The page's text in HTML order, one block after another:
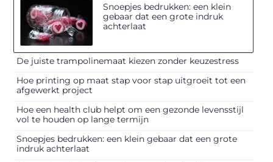
Snoepjes bedrukken: een klein
gebaar dat een grote indruk
achterlaat
De juiste trampolinemaat kiezen zonder keuzestress
Hoe printing op maat stap voor stap uitgroeit tot een
afgewerkt project
Hoe een health club helpt om een gezonde levensstijl
vol te houden op lange termijn
Snoepjes bedrukken: een klein gebaar dat een grote
indruk achterlaat